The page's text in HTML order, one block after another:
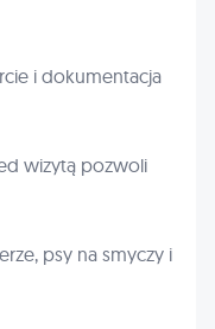
i dokumentacja
wizytą pozwoli
psy na smyczy i